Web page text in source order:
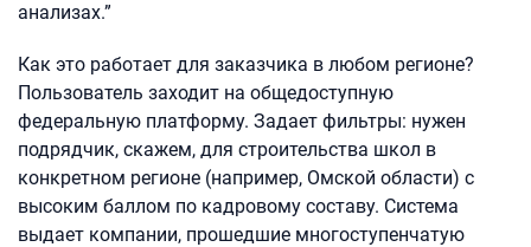
анализах.”
Как это работает для заказчика в любом регионе?
Пользователь заходит на общедоступную
федеральную платформу. Задает фильтры: нужен
подрядчик, скажем, для строительства школ в
конкретном регионе (например, Омской области) с
высоким баллом по кадровому составу. Система
выдает компании, прошедшие многоступенчатую